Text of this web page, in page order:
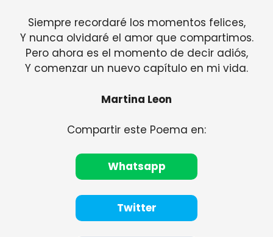
Siempre recordaré los momentos felices,
Y nunca olvidaré el amor que compartimos.
Pero ahora es el momento de decir adiós,
Y comenzar un nuevo capítulo en mi vida.
Martina Leon
Compartir este Poema en:
Whatsapp
Twitter